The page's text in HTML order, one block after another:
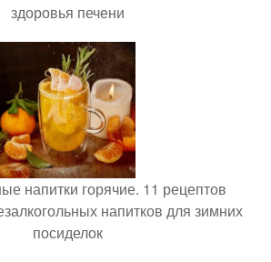
здоровья печени
напитки горячие. 11 рецептов
напитков для зимних
посиделок